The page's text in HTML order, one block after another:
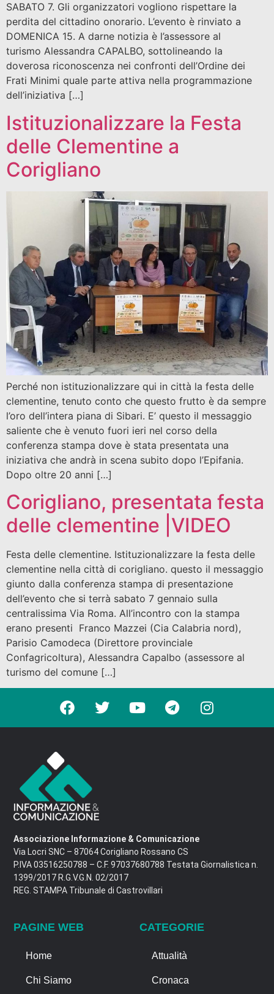
SABATO 7. Gli organizzatori vogliono rispettare la
perdita del cittadino onorario. L’evento è rinviato a
DOMENICA 15. A darne notizia è l’assessore al
turismo Alessandra CAPALBO, sottolineando la
doverosa riconoscenza nei confronti dell’Ordine dei
Frati Minimi quale parte attiva nella programmazione
dell’iniziativa […]
Istituzionalizzare la Festa
delle Clementine a
Corigliano
Perché non istituzionalizzare qui in città la festa delle
clementine, tenuto conto che questo frutto è da sempre
l’oro dell’intera piana di Sibari. E’ questo il messaggio
saliente che è venuto fuori ieri nel corso della
conferenza stampa dove è stata presentata una
iniziativa che andrà in scena subito dopo l’Epifania.
Dopo oltre 20 anni […]
Corigliano, presentata festa
delle clementine |VIDEO
Festa delle clementine. Istituzionalizzare la festa delle
clementine nella città di corigliano. questo il messaggio
giunto dalla conferenza stampa di presentazione
dell’evento che si terrà sabato 7 gennaio sulla
centralissima Via Roma. All’incontro con la stampa
erano presenti Franco Mazzei (Cia Calabria nord),
Parisio Camodeca (Direttore provinciale
Confagricoltura), Alessandra Capalbo (assessore al
turismo del comune […]
Associazione Informazione & Comunicazione
Via Locri SNC – 87064 Corigliano Rossano CS
P.IVA 03516250788 – C.F. 97037680788 Testata Giornalistica n.
1399/2017 R.G.V.G.N. 02/2017
REG. STAMPA Tribunale di Castrovillari
PAGINE WEB
Home
Chi Siamo
CATEGORIE
Attualità
Cronaca